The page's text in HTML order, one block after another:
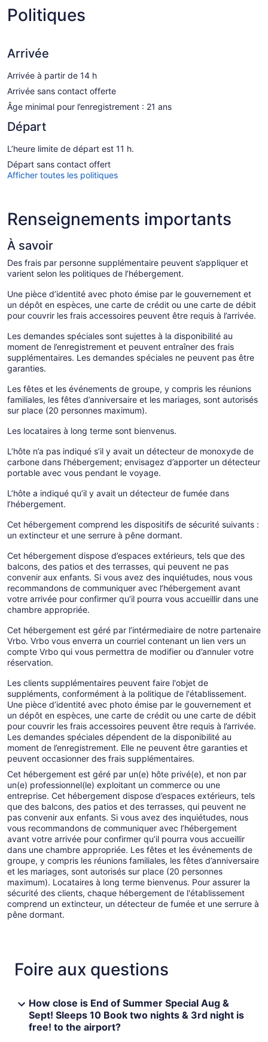
Politiques
Arrivée
Arrivée à partir de 14 h
Arrivée sans contact offerte
Âge minimal pour l’enregistrement : 21 ans
Départ
L’heure limite de départ est 11 h.
Départ sans contact offert
Afficher toutes les politiques
Renseignements importants
À savoir
Des frais par personne supplémentaire peuvent s’appliquer et
varient selon les politiques de l’hébergement.
Une pièce d’identité avec photo émise par le gouvernement et
un dépôt en espèces, une carte de crédit ou une carte de débit
pour couvrir les frais accessoires peuvent être requis à l’arrivée.
Les demandes spéciales sont sujettes à la disponibilité au
moment de l’enregistrement et peuvent entraîner des frais
supplémentaires. Les demandes spéciales ne peuvent pas être
garanties.
Les fêtes et les événements de groupe, y compris les réunions
familiales, les fêtes d’anniversaire et les mariages, sont autorisés
sur place (20 personnes maximum).
Les locataires à long terme sont bienvenus.
L’hôte n’a pas indiqué s’il y avait un détecteur de monoxyde de
carbone dans l’hébergement; envisagez d’apporter un détecteur
portable avec vous pendant le voyage.
L’hôte a indiqué qu’il y avait un détecteur de fumée dans
l’hébergement.
Cet hébergement comprend les dispositifs de sécurité suivants :
un extincteur et une serrure à pêne dormant.
Cet hébergement dispose d’espaces extérieurs, tels que des
balcons, des patios et des terrasses, qui peuvent ne pas
convenir aux enfants. Si vous avez des inquiétudes, nous vous
recommandons de communiquer avec l’hébergement avant
votre arrivée pour confirmer qu’il pourra vous accueillir dans une
chambre appropriée.
Cet hébergement est géré par l’intérmediaire de notre partenaire
Vrbo. Vrbo vous enverra un courriel contenant un lien vers un
compte Vrbo qui vous permettra de modifier ou d’annuler votre
réservation.
Les clients supplémentaires peuvent faire l'objet de
suppléments, conformément à la politique de l'établissement.
Une pièce d’identité avec photo émise par le gouvernement et
un dépôt en espèces, une carte de crédit ou une carte de débit
pour couvrir les frais accessoires peuvent être requis à l’arrivée.
Les demandes spéciales dépendent de la disponibilité au
moment de l’enregistrement. Elle ne peuvent être garanties et
peuvent occasionner des frais supplémentaires.
Cet hébergement est géré par un(e) hôte privé(e), et non par
un(e) professionnel(le) exploitant un commerce ou une
entreprise. Cet hébergement dispose d’espaces extérieurs, tels
que des balcons, des patios et des terrasses, qui peuvent ne
pas convenir aux enfants. Si vous avez des inquiétudes, nous
vous recommandons de communiquer avec l’hébergement
avant votre arrivée pour confirmer qu’il pourra vous accueillir
dans une chambre appropriée. Les fêtes et les événements de
groupe, y compris les réunions familiales, les fêtes d’anniversaire
et les mariages, sont autorisés sur place (20 personnes
maximum). Locataires à long terme bienvenus. Pour assurer la
sécurité des clients, chaque hébergement de l'établissement
comprend un extincteur, un détecteur de fumée et une serrure à
pêne dormant.
Foire aux questions
How close is End of Summer Special Aug &
Sept! Sleeps 10 Book two nights & 3rd night is
free! to the airport?